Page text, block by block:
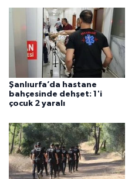
Şanlıurfa’da hastane
bahçesinde dehşet: 1'i
çocuk 2 yaralı